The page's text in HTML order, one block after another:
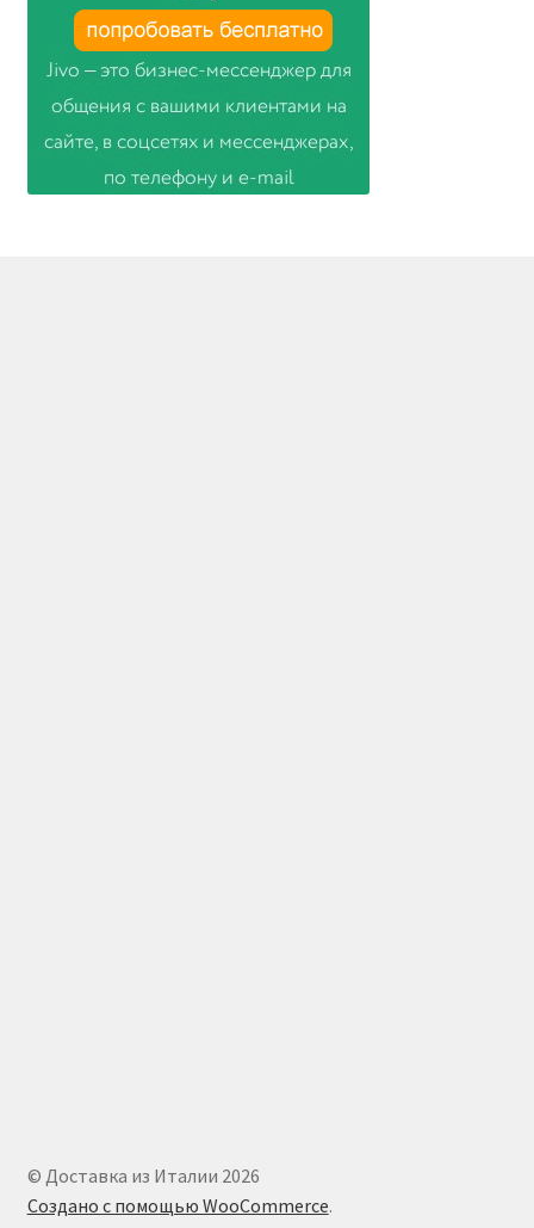
© Доставка из Италии 2026
Создано с помощью WooCommerce.